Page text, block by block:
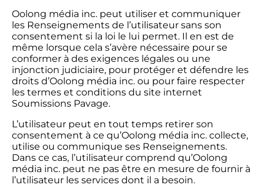
Oolong média inc. peut utiliser et communiquer
les Renseignements de l’utilisateur sans son
consentement si la loi le lui permet. Il en est de
même lorsque cela s’avère nécessaire pour se
conformer à des exigences légales ou une
injonction judiciaire, pour protéger et défendre les
droits d’Oolong média inc. ou pour faire respecter
les termes et conditions du site internet
Soumissions Pavage.
L’utilisateur peut en tout temps retirer son
consentement à ce qu’Oolong média inc. collecte,
utilise ou communique ses Renseignements.
Dans ce cas, l’utilisateur comprend qu’Oolong
média inc. peut ne pas être en mesure de fournir à
l’utilisateur les services dont il a besoin.